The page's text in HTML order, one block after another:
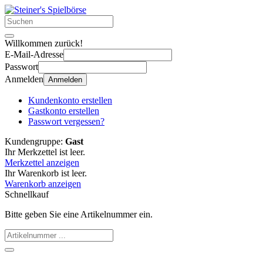
Willkommen zurück!
E-Mail-Adresse
Passwort
Anmelden Anmelden
Kundenkonto erstellen
Gastkonto erstellen
Passwort vergessen?
Kundengruppe: Gast
Ihr Merkzettel ist leer.
Merkzettel anzeigen
Ihr Warenkorb ist leer.
Warenkorb anzeigen
Schnellkauf
Bitte geben Sie eine Artikelnummer ein.